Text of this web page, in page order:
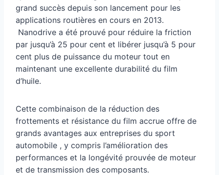
grand succès depuis son lancement pour les
applications routières en cours en 2013.
Nanodrive a été prouvé pour réduire la friction
par jusqu’à 25 pour cent et libérer jusqu’à 5 pour
cent plus de puissance du moteur tout en
maintenant une excellente durabilité du film
d’huile.
Cette combinaison de la réduction des
frottements et résistance du film accrue offre de
grands avantages aux entreprises du sport
automobile , y compris l’amélioration des
performances et la longévité prouvée de moteur
et de transmission des composants.